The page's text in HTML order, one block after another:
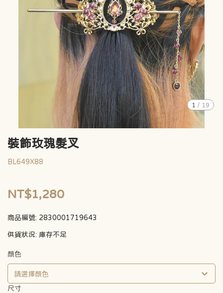
1 / 19
裝飾玫瑰髮叉
BL649X88
NT$1,280
商品編號: 2830001719643
供貨狀況: 庫存不足
顏色
請選擇顏色
尺寸